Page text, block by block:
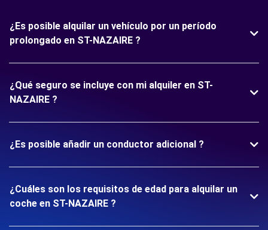
¿Es posible alquilar un vehículo por un período
prolongado en ST-NAZAIRE ?
¿Qué seguro se incluye con mi alquiler en ST-
NAZAIRE ?
¿Es posible añadir un conductor adicional ?
¿Cuáles son los requisitos de edad para alquilar un
coche en ST-NAZAIRE ?